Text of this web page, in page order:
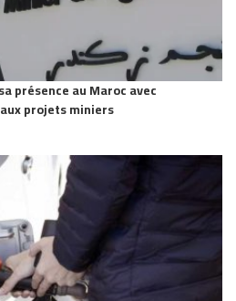
présence au Maroc avec
projets miniers